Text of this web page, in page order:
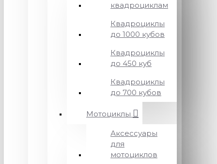
квадроциклам
Квадроциклы
до 1000 кубов
Квадроциклы
до 450 куб
Квадроциклы
до 700 кубов
Мотоциклы
Аксессуары
для
мотоциклов